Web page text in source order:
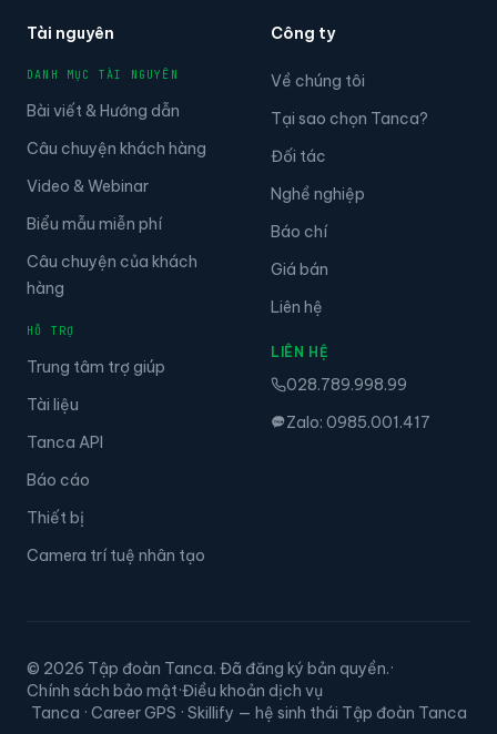
Tài nguyên
DANH MỤC TÀI NGUYÊN
Bài viết & Hướng dẫn
Câu chuyện khách hàng
Video & Webinar
Biểu mẫu miễn phí
Câu chuyện của khách
hàng
HỖ TRỢ
Trung tâm trợ giúp
Tài liệu
Tanca API
Báo cáo
Thiết bị
Camera trí tuệ nhân tạo
Công ty
Về chúng tôi
Tại sao chọn Tanca?
Đối tác
Nghề nghiệp
Báo chí
Giá bán
Liên hệ
LIÊN HỆ
028.789.998.99
Zalo: 0985.001.417
© 2026 Tập đoàn Tanca. Đã đăng ký bản quyền.·
Chính sách bảo mật·Điều khoản dịch vụ
Tanca · Career GPS · Skillify — hệ sinh thái Tập đoàn Tanca